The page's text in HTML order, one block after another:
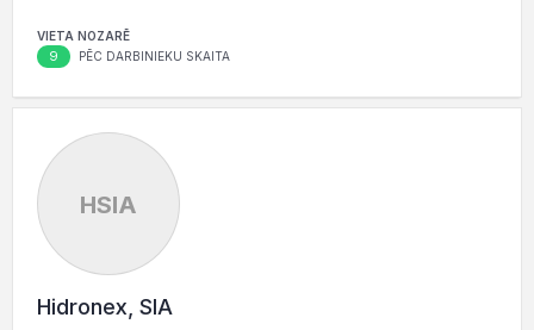
VIETA NOZARĒ
9 PĒC DARBINIEKU SKAITA
HSIA
Hidronex, SIA